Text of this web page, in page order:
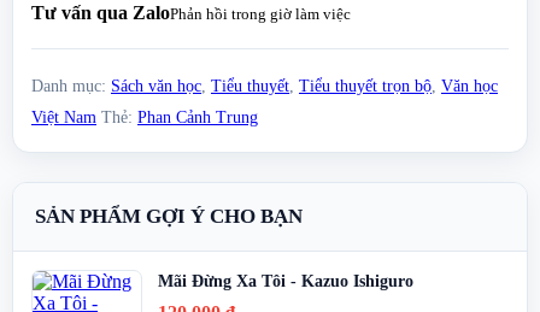
Tư vấn qua ZaloPhản hồi trong giờ làm việc
Danh mục: Sách văn học Tiểu thuyết Tiểu thuyết trọn bộ Văn học
Việt Nam Thẻ: Phan Cảnh Trung
SẢN PHẨM GỢI Ý CHO BẠN
Mãi Đừng Xa Tôi - Kazuo Ishiguro